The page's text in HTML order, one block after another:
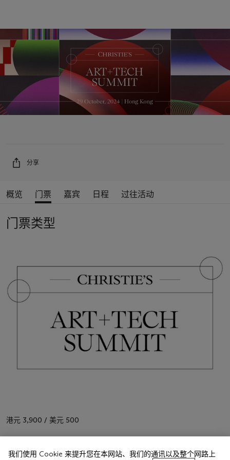
分享
概览 门票 嘉宾 日程 过往活动
门票类型
港元 3,900 / 美元 500
我们使用 Cookie 来提升您在本网站、我们的通讯以及整个网路上